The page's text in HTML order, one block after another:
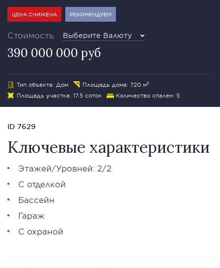
ЦЕНА СНИЖЕНА РЕКОМЕНДУЕМ
Стоимость Выберите Валюту
390 000 000 руб
Тип объекта: Дом
Площадь дома: 720 м²
Площадь участка: 17.5 соток
Количество спален: 5
ID 7629
Ключевые характеристики
Этажей/Уровней: 2/2
С отделкой
Бассейн
Гараж
С охраной